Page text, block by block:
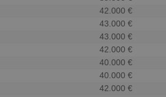
42.000 €
43.000 €
43.000 €
42.000 €
40.000 €
40.000 €
42.000 €